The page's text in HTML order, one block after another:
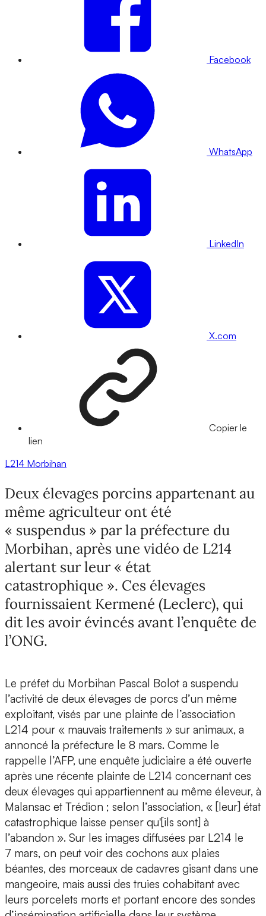
Facebook
WhatsApp
LinkedIn
X.com
Copier le
lien
L214 Morbihan
Deux élevages porcins appartenant au
même agriculteur ont été
« suspendus » par la préfecture du
Morbihan, après une vidéo de L214
alertant sur leur « état
catastrophique ». Ces élevages
fournissaient Kermené (Leclerc), qui
dit les avoir évincés avant l’enquête de
l’ONG.
Le préfet du Morbihan Pascal Bolot a suspendu
l’activité de deux élevages de porcs d’un même
exploitant, visés par une plainte de l’association
L214 pour « mauvais traitements » sur animaux, a
annoncé la préfecture le 8 mars. Comme le
rappelle l’AFP, une enquête judiciaire a été ouverte
après une récente plainte de L214 concernant ces
deux élevages qui appartiennent au même éleveur, à
Malansac et Trédion ; selon l’association, « [leur] état
catastrophique laisse penser qu'[ils sont] à
l’abandon ». Sur les images diffusées par L214 le
7 mars, on peut voir des cochons aux plaies
béantes, des morceaux de cadavres gisant dans une
mangeoire, mais aussi des truies cohabitant avec
leurs porcelets morts et portant encore des sondes